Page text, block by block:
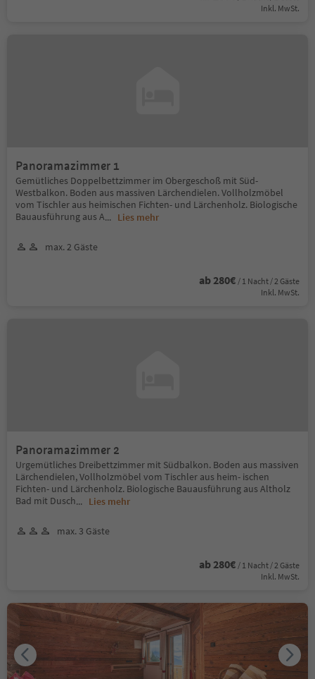
Inkl. MwSt.
Panoramazimmer 1
Gemütliches Doppelbettzimmer im Obergeschoß mit Süd-
Westbalkon. Boden aus massiven Lärchendielen. Vollholzmöbel
vom Tischler aus heimischen Fichten- und Lärchenholz. Biologische
Bauausführung aus A... Lies mehr
max. 2 Gäste
ab 280€ / 1 Nacht / 2 Gäste
Inkl. MwSt.
Panoramazimmer 2
Urgemütliches Dreibettzimmer mit Südbalkon. Boden aus massiven
Lärchendielen, Vollholzmöbel vom Tischler aus heim- ischen
Fichten- und Lärchenholz. Biologische Bauausführung aus Altholz
Bad mit Dusch... Lies mehr
max. 3 Gäste
ab 280€ / 1 Nacht / 2 Gäste
Inkl. MwSt.